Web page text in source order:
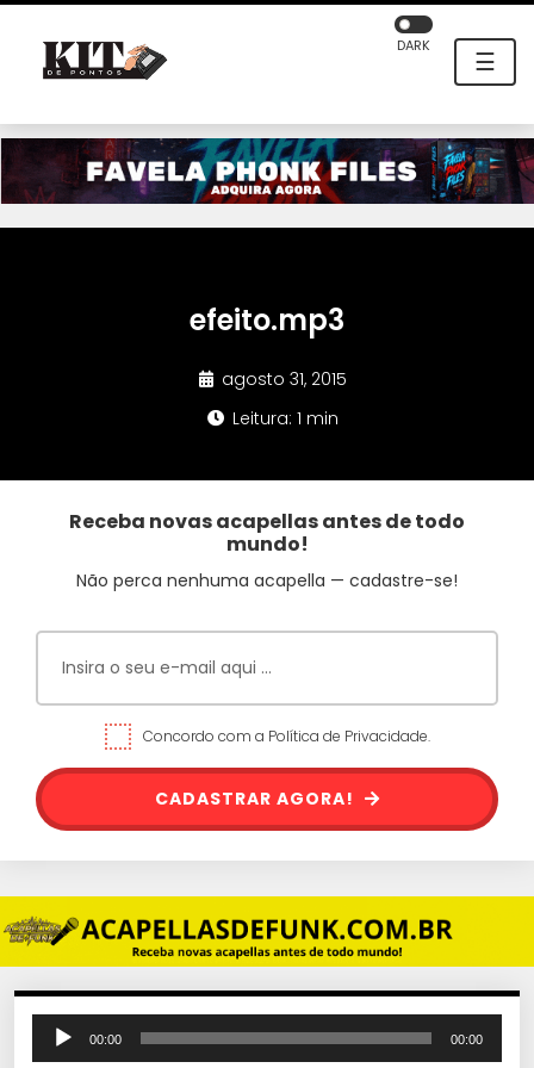
☰
DARK
efeito.mp3
agosto 31, 2015
Leitura: 1 min
Receba novas acapellas antes de todo
mundo!
Não perca nenhuma acapella — cadastre-se!
Concordo com a Política de Privacidade.
CADASTRAR AGORA!
00:00 00:00